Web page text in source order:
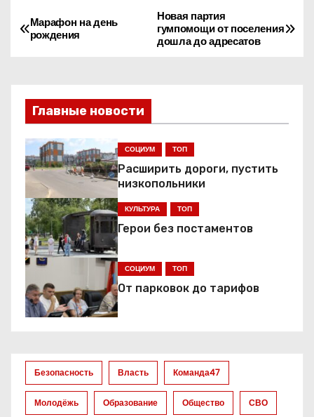
Н
г
а
ц
и
я
п
о
а
п
Новая партия
гумпомощи от поселения
дошла до адресатов
Марафон на день
рождения
Главные новости
СОЦИУМ ТОП
Расширить дороги, пустить
низкопольники
КУЛЬТУРА ТОП
Герои без постаментов
СОЦИУМ ТОП
От парковок до тарифов
Безопасность Власть Команда47
Молодёжь Образование Общество СВО